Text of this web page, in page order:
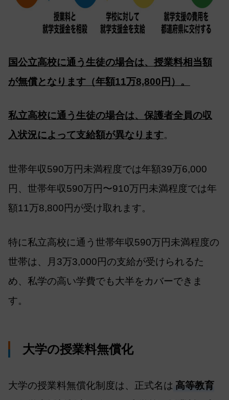
国公立高校に通う生徒の場合は、授業料相当額
が無償となります（年額11万8,800円）。
私立高校に通う生徒の場合は、保護者全員の収
入状況によって支給額が異なります。
世帯年収590万円未満程度では年額39万6,000
円、世帯年収590万円〜910万円未満程度では年
額11万8,800円が受け取れます。
特に私立高校に通う世帯年収590万円未満程度の
世帯は、月3万3,000円の支給が受けられるた
め、私学の高い学費でも大半をカバーできま
す。
大学の授業料無償化
大学の授業料無償化制度は、正式名は 高等教育